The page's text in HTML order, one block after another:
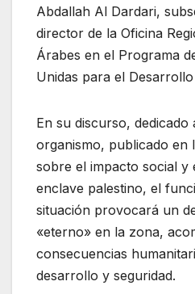
Abdallah Al Dardari,
director de la Oficina
Árabes en el Programa
Unidas para el
En su discurso,
organismo, publicado en
sobre el impacto social y
enclave palestino, el
situación provocará un
«eterno» en la zona,
consecuencias
desarrollo y seguridad.